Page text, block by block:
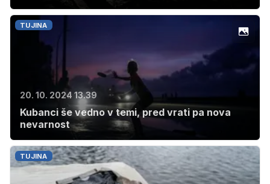
TUJINA
20. 10. 2024 13.39
Kubanci še vedno v temi, pred vrati pa nova
nevarnost
TUJINA